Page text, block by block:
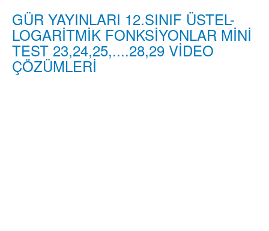
GÜR YAYINLARI 12.SINIF ÜSTEL-
LOGARİTMİK FONKSİYONLAR MİNİ
TEST 23,24,25,....28,29 VİDEO
ÇÖZÜMLERİ